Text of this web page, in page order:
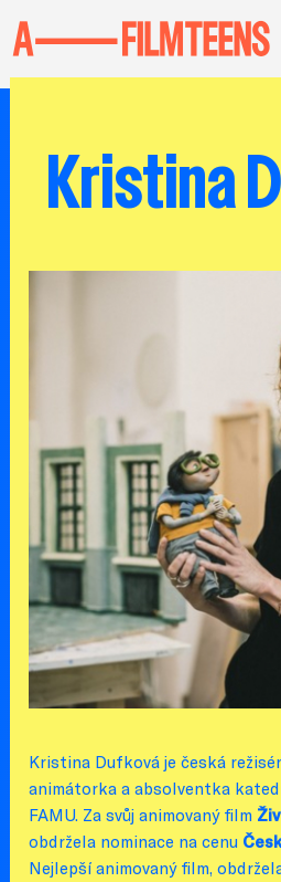
Kristina
Kristina Dufková je česká
animátorka a absolventka
FAMU. Za svůj animovaný film
obdržela nominace na cenu
Nejlepší animovaný film,